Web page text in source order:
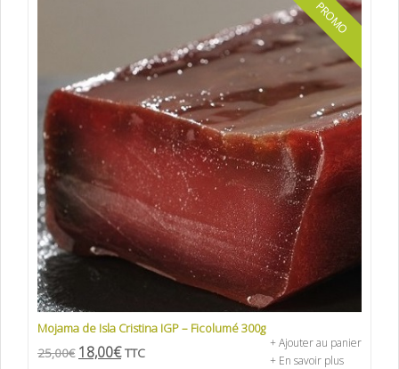
PROMO
Mojama de Isla Cristina IGP – Ficolumé 300g
25,00€ 18,00€ TTC
+ Ajouter au panier
+ En savoir plus